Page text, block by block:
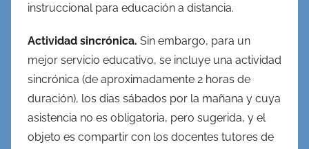
instruccional para educación a distancia.
Actividad sincrónica. Sin embargo, para un
mejor servicio educativo, se incluye una actividad
sincrónica (de aproximadamente 2 horas de
duración), los dias sábados por la mañana y cuya
asistencia no es obligatoria, pero sugerida, y el
objeto es compartir con los docentes tutores de